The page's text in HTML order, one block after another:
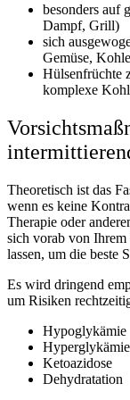
besonders auf
Dampf, Grill)
sich
Gemüse,
Hülsenfrüchte
komplexe
Theoretisch ist das
wenn es keine
Therapie oder
sich vorab von Ihrem
lassen, um die beste
Es wird dringend
um Risiken
Hypoglykämie
Hyperglykämie
Ketoazidose
Dehydratation